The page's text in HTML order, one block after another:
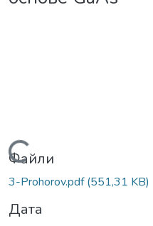
Вантажиться...
Файли
3-Prohorov.pdf(551,31 KB)
Дата